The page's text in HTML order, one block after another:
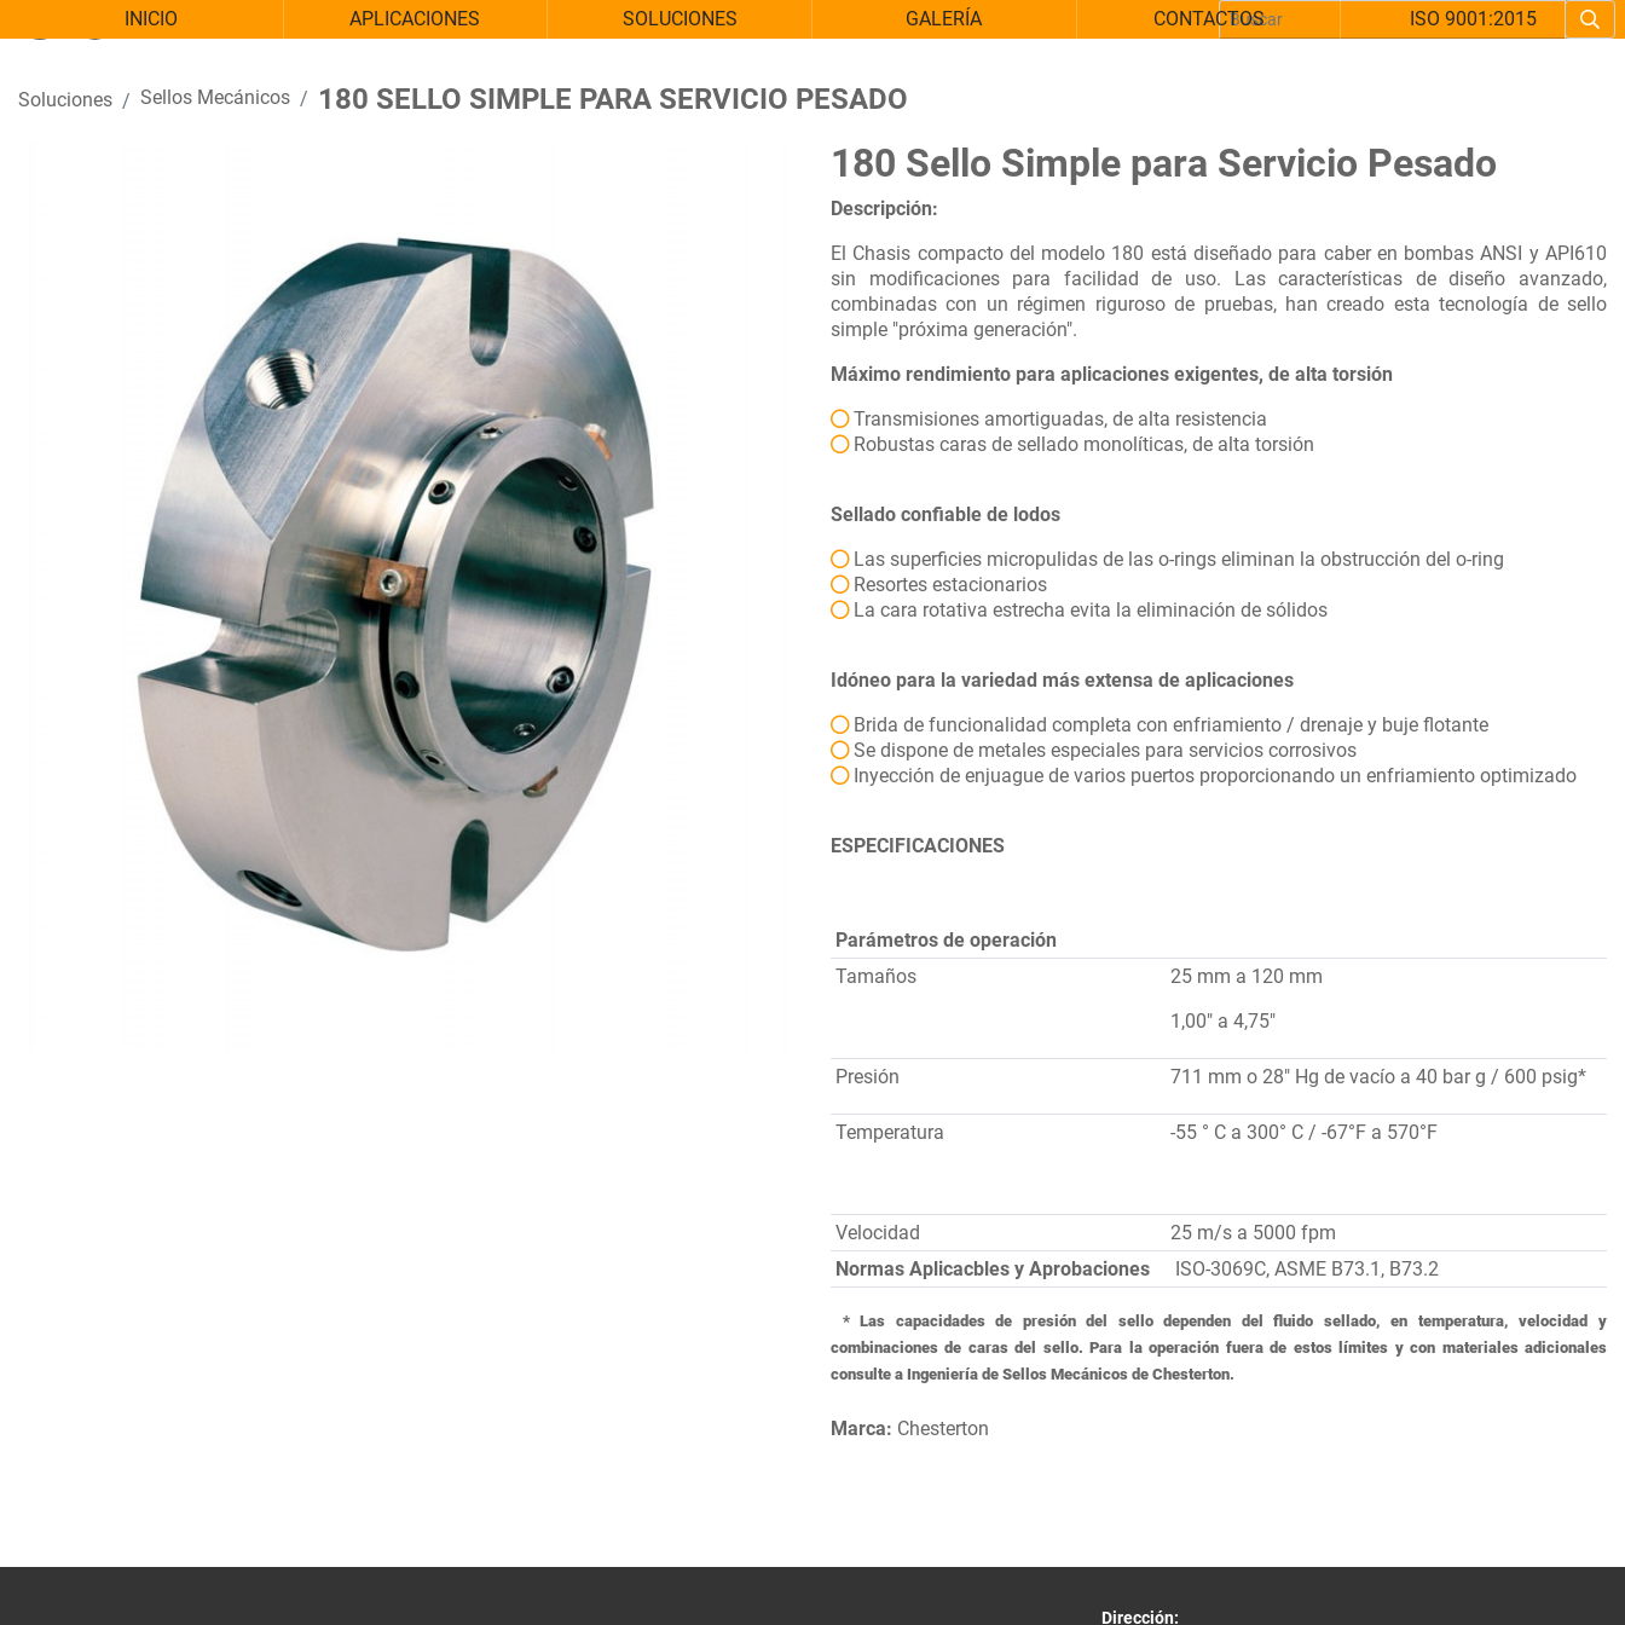
INICIO APLICACIONES SOLUCIONES GALERÍA CONTACTOS ISO 9001:2015
Soluciones Sellos Mecánicos 180 SELLO SIMPLE PARA SERVICIO PESADO
180 Sello Simple para Servicio Pesado
Descripción:
El Chasis compacto del modelo 180 está diseñado para caber en bombas ANSI y API610
sin modificaciones para facilidad de uso. Las características de diseño avanzado,
combinadas con un régimen riguroso de pruebas, han creado esta tecnología de sello
simple "próxima generación".
Máximo rendimiento para aplicaciones exigentes, de alta torsión
Transmisiones amortiguadas, de alta resistencia
Robustas caras de sellado monolíticas, de alta torsión
Sellado confiable de lodos
Las superficies micropulidas de las o-rings eliminan la obstrucción del o-ring
Resortes estacionarios
La cara rotativa estrecha evita la eliminación de sólidos
Idóneo para la variedad más extensa de aplicaciones
Brida de funcionalidad completa con enfriamiento / drenaje y buje flotante
Se dispone de metales especiales para servicios corrosivos
Inyección de enjuague de varios puertos proporcionando un enfriamiento optimizado
ESPECIFICACIONES
Parámetros de operación
Tamaños
25 mm a 120 mm
1,00" a 4,75"
Presión 711 mm o 28" Hg de vacío a 40 bar g / 600 psig*
Temperatura -55 ° C a 300° C / -67°F a 570°F
Velocidad
25 m/s a 5000 fpm
Normas Aplicacbles y Aprobaciones
ISO-3069C, ASME B73.1, B73.2
* Las capacidades de presión del sello dependen del fluido sellado, en temperatura, velocidad y
combinaciones de caras del sello. Para la operación fuera de estos límites y con materiales adicionales
consulte a Ingeniería de Sellos Mecánicos de Chesterton.
Marca: Chesterton
Dirección: